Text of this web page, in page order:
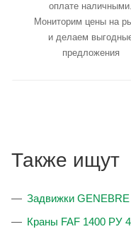
оплате наличными.
Мониторим цены на
и делаем
предложения
Также ищут
Задвижки GENEBRE
Краны FAF 1400 РУ